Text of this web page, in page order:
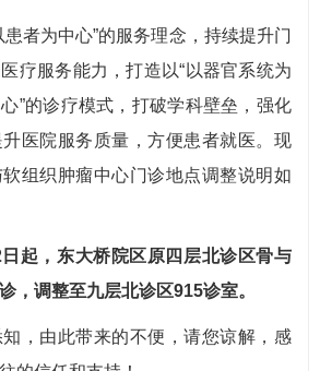
为中心”的服务理念，持续提升门
疗服务能力，打造以“以器官系统为
”的诊疗模式，打破学科壁垒，强化
医院服务质量，方便患者就医。现
组织肿瘤中心门诊地点调整说明如
起，东大桥院区原四层北诊区骨与
，调整至九层北诊区915诊室。
由此带来的不便，请您谅解，感